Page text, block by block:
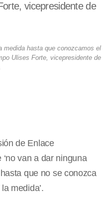
vicepresidente de
medida hasta que conozcamos el
Ulises Forte, vicepresidente de
de Enlace
van a dar ninguna
que no se conozca
medida’.